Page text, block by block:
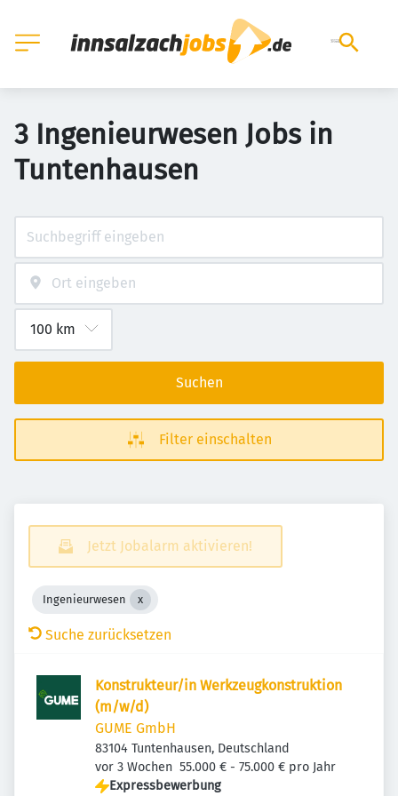
3 Ingenieurwesen Jobs in
Tuntenhausen
Suchen
Filter einschalten
Jetzt Jobalarm aktivieren!
Ingenieurwesen
Suche zurücksetzen
Konstrukteur/in Werkzeugkonstruktion
(m/w/d)
GUME GmbH
83104 Tuntenhausen, Deutschland
Veröffentlicht
vor 3 Wochen 55.000 € - 75.000 € pro Jahr
Expressbewerbung